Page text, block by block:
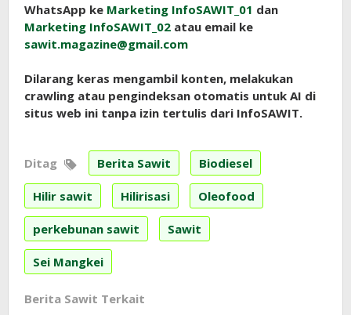
WhatsApp ke Marketing InfoSAWIT_01 dan
Marketing InfoSAWIT_02 atau email ke
sawit.magazine@gmail.com
Dilarang keras mengambil konten, melakukan
crawling atau pengindeksan otomatis untuk AI di
situs web ini tanpa izin tertulis dari InfoSAWIT.
Ditag Berita Sawit Biodiesel
Hilir sawit Hilirisasi Oleofood
perkebunan sawit Sawit
Sei Mangkei
Berita Sawit Terkait